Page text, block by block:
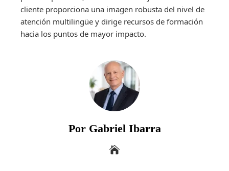
cliente proporciona una imagen robusta del nivel de
atención multilingüe y dirige recursos de formación
hacia los puntos de mayor impacto.
Por Gabriel Ibarra